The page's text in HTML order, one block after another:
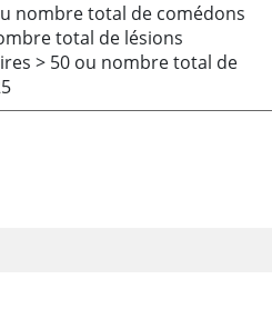
nombre total de comédons
total de lésions
> 50 ou nombre total de